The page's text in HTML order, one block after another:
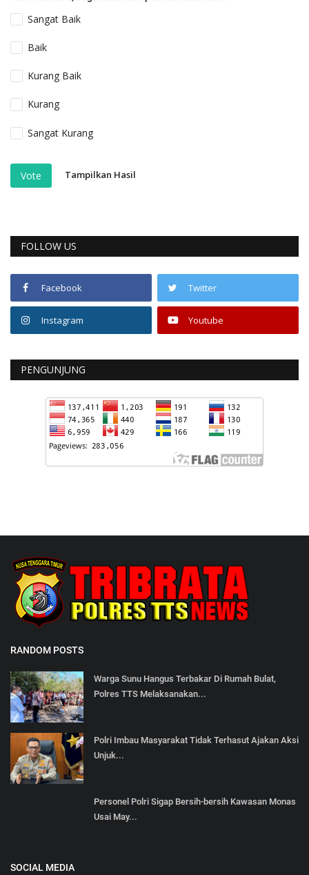
Sangat Baik
Baik
Kurang Baik
Kurang
Sangat Kurang
Vote Tampilkan Hasil
FOLLOW US
Facebook Twitter
Instagram Youtube
PENGUNJUNG
RANDOM POSTS
Warga Sunu Hangus Terbakar Di Rumah Bulat,
Polres TTS Melaksanakan...
Polri Imbau Masyarakat Tidak Terhasut Ajakan Aksi
Unjuk...
Personel Polri Sigap Bersih-bersih Kawasan Monas
Usai May...
SOCIAL MEDIA